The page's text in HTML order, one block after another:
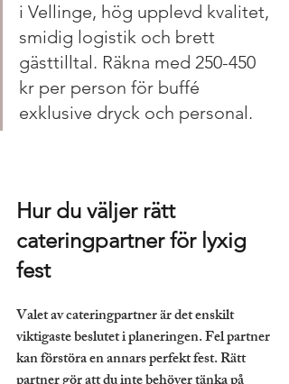
i Vellinge, hög upplevd kvalitet,
smidig logistik och brett
gästtilltal. Räkna med 250-450
kr per person för buffé
exklusive dryck och personal.
Hur du väljer rätt
cateringpartner för lyxig
fest
Valet av cateringpartner är det enskilt
viktigaste beslutet i planeringen. Fel partner
kan förstöra en annars perfekt fest. Rätt